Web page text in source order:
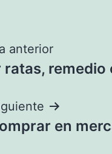
anterior
ratas, remedio
en